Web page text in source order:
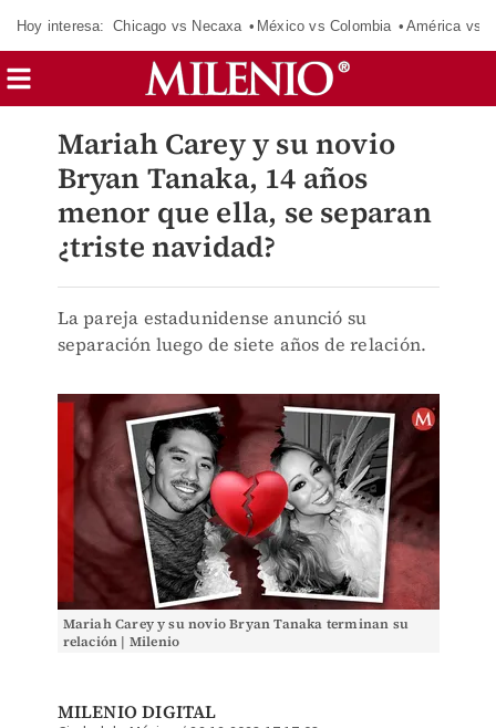
Hoy interesa: Chicago vs Necaxa México vs Colombia América vs
Mariah Carey y su novio
Bryan Tanaka, 14 años
menor que ella, se separan
¿triste navidad?
La pareja estadunidense anunció su
separación luego de siete años de relación.
Mariah Carey y su novio Bryan Tanaka terminan su
relación | Milenio
MILENIO DIGITAL